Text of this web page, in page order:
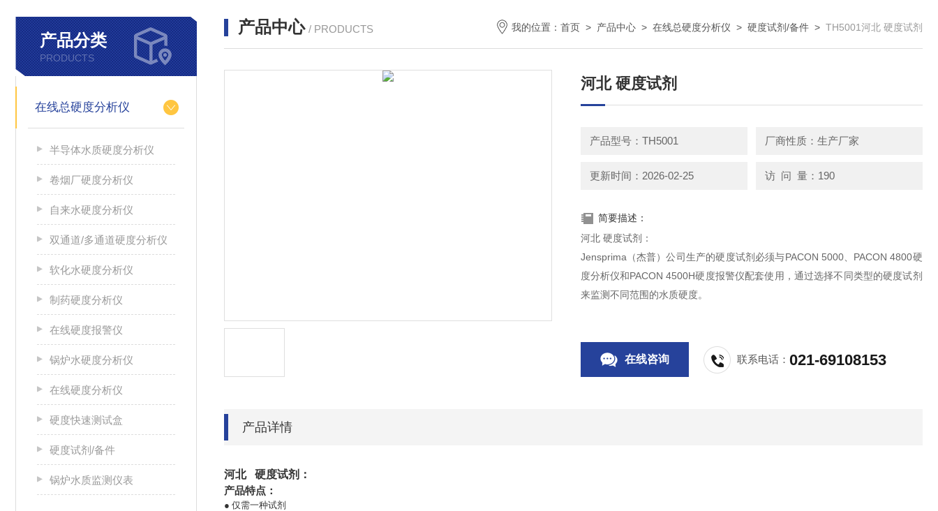
产品分类
PRODUCTS
在线总硬度分析仪
半导体水质硬度分析仪
卷烟厂硬度分析仪
自来水硬度分析仪
双通道/多通道硬度分析仪
软化水硬度分析仪
制药硬度分析仪
在线硬度报警仪
锅炉水硬度分析仪
在线硬度分析仪
硬度快速测试盒
硬度试剂/备件
锅炉水质监测仪表
产品中心 / PRODUCTS 我的位置： 首页 > 产品中心 > 在线总硬度分析仪 > 硬度试剂/备件 > TH5001河北 硬度试剂
河北 硬度试剂
产品型号：TH5001 厂商性质：生产厂家
更新时间：2026-02-25 访 问 量：190
简要描述：
河北 硬度试剂：
Jensprima（杰普）公司生产的硬度试剂必须与PACON 5000、PACON 4800硬
度分析仪和PACON 4500H硬度报警仪配套使用，通过选择不同类型的硬度试剂
来监测不同范围的水质硬度。
在线咨询 联系电话：021-69108153
产品详情
河北 硬度试剂：
产品特点：
● 仅需一种试剂